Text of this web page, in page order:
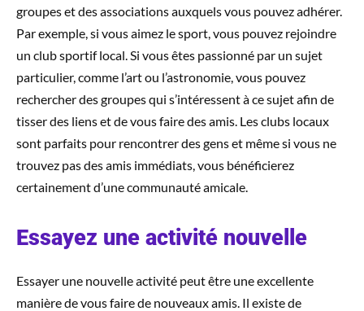
groupes et des associations auxquels vous pouvez adhérer.
Par exemple, si vous aimez le sport, vous pouvez rejoindre
un club sportif local. Si vous êtes passionné par un sujet
particulier, comme l’art ou l’astronomie, vous pouvez
rechercher des groupes qui s’intéressent à ce sujet afin de
tisser des liens et de vous faire des amis. Les clubs locaux
sont parfaits pour rencontrer des gens et même si vous ne
trouvez pas des amis immédiats, vous bénéficierez
certainement d’une communauté amicale.
Essayez une activité nouvelle
Essayer une nouvelle activité peut être une excellente
manière de vous faire de nouveaux amis. Il existe de